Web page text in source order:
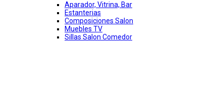
Aparador, Vitrina, Bar
Estanterias
Composiciones Salon
Muebles TV
Sillas Salon Comedor